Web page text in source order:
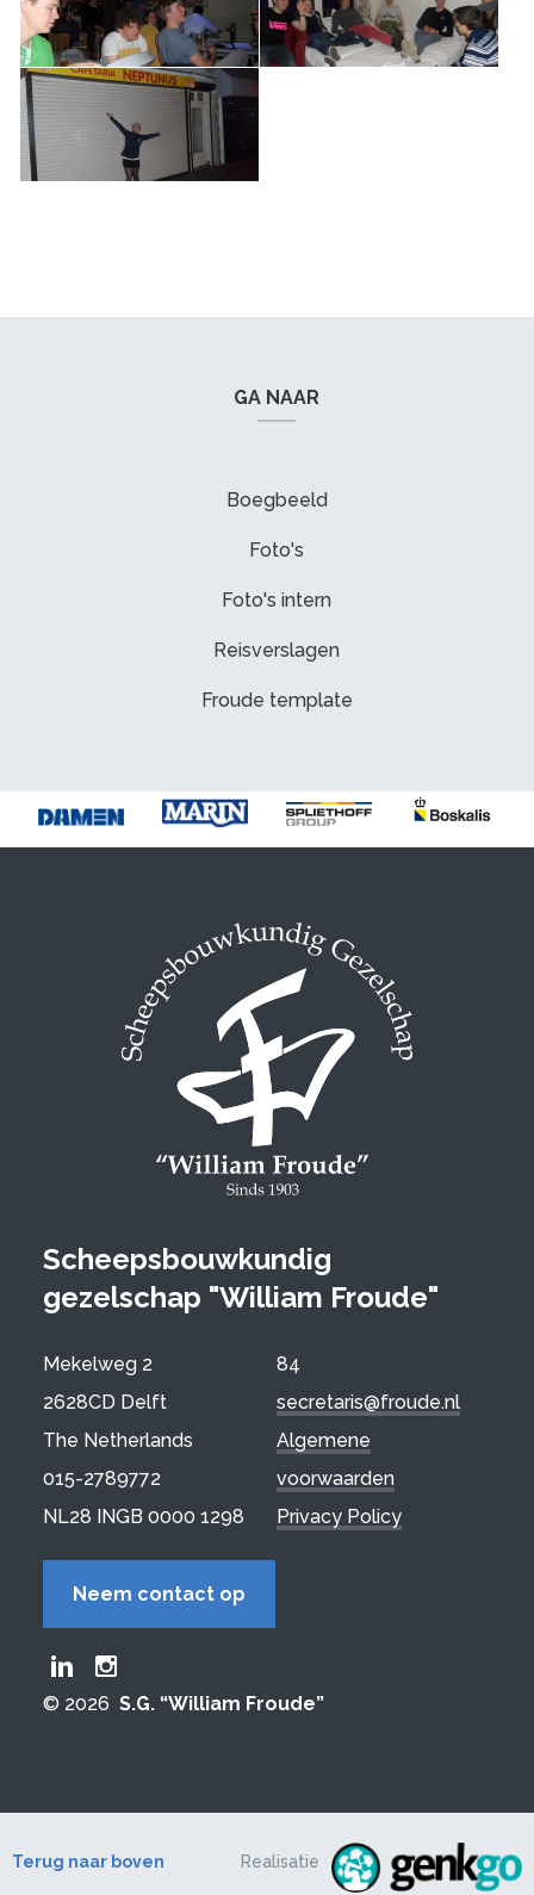
GA NAAR
Boegbeeld
Foto's
Foto's intern
Reisverslagen
Froude template
Scheepsbouwkundig
gezelschap "William Froude"
Mekelweg 2
2628CD Delft
The Netherlands
015-2789772
NL28 INGB 0000 1298
84
secretaris@froude.nl
Algemene
voorwaarden
Privacy Policy
Neem contact op
© 2026 S.G. “William Froude”
Terug naar boven Realisatie